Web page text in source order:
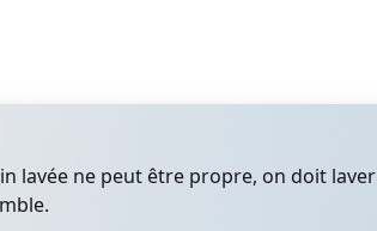
lavée ne peut être propre, on doit laver